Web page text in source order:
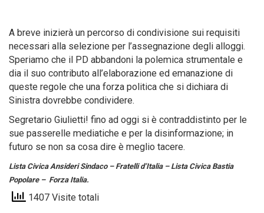
A breve inizierà un percorso di condivisione sui requisiti
necessari alla selezione per l’assegnazione degli alloggi.
Speriamo che il PD abbandoni la polemica strumentale e
dia il suo contributo all’elaborazione ed emanazione di
queste regole che una forza politica che si dichiara di
Sinistra dovrebbe condividere.
Segretario Giulietti! fino ad oggi si è contraddistinto per le
sue passerelle mediatiche e per la disinformazione; in
futuro se non sa cosa dire è meglio tacere.
Lista Civica Ansideri Sindaco – Fratelli d’Italia – Lista Civica Bastia
Popolare – Forza Italia.
1407 Visite totali